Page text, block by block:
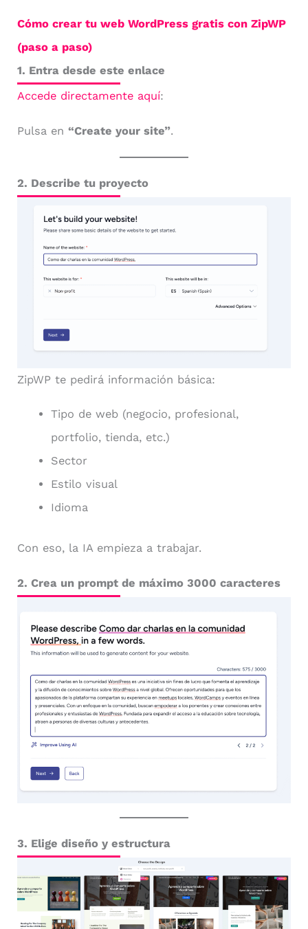
Cómo crear tu web WordPress gratis con ZipWP
(paso a paso)
1. Entra desde este enlace
Accede directamente aquí:
Pulsa en “Create your site”.
2. Describe tu proyecto
ZipWP te pedirá información básica:
Tipo de web (negocio, profesional,
portfolio, tienda, etc.)
Sector
Estilo visual
Idioma
Con eso, la IA empieza a trabajar.
2. Crea un prompt de máximo 3000 caracteres
3. Elige diseño y estructura